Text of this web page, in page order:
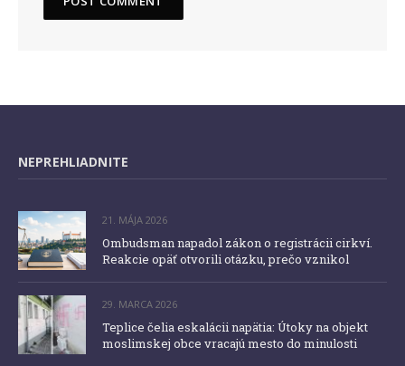
NEPREHLIADNITE
21. MÁJA 2026
Ombudsman napadol zákon o registrácii cirkví.
Reakcie opäť otvorili otázku, prečo vznikol
29. MARCA 2026
Teplice čelia eskalácii napätia: Útoky na objekt
moslimskej obce vracajú mesto do minulosti